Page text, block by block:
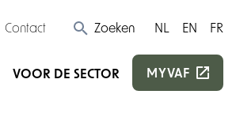
Contact Zoeken NL EN FR
VOOR DE SECTOR MYVAF